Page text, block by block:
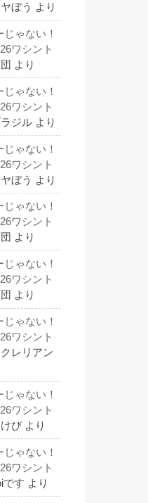
ぼう より
ゃない！
ワシント
より
ゃない！
ワシント
ジル より
ゃない！
ワシント
ぼう より
ゃない！
ワシント
より
ゃない！
ワシント
より
ゃない！
ワシント
レリアン
ゃない！
ワシント
び より
ゃない！
ワシント
です より